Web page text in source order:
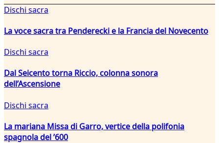
Dischi sacra
La voce sacra tra Penderecki e la Francia del Novecento
Dischi sacra
Dal Seicento torna Riccio, colonna sonora
dell’Ascensione
Dischi sacra
La mariana Missa di Garro, vertice della polifonia
spagnola del ’600